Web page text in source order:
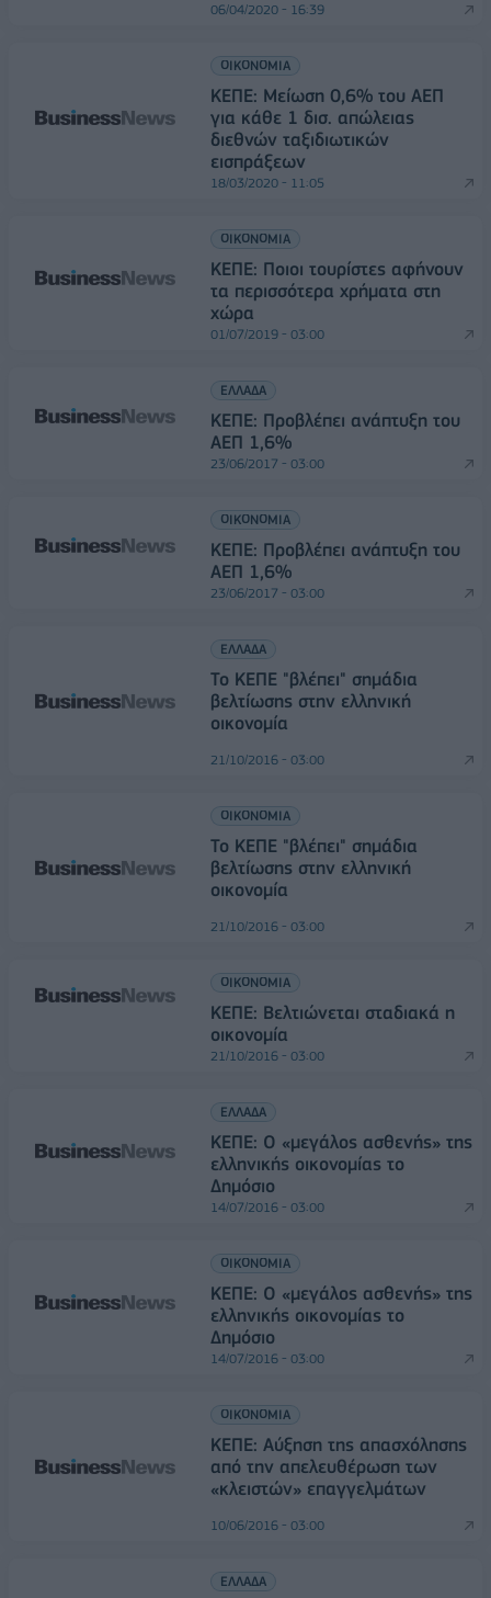
06/04/2020 - 16:39
ΟΙΚΟΝΟΜΙΑ
ΚΕΠΕ: Μείωση 0,6% του ΑΕΠ
για κάθε 1 δισ. απώλειας
διεθνών ταξιδιωτικών
εισπράξεων
18/03/2020 - 11:05
ΟΙΚΟΝΟΜΙΑ
ΚΕΠΕ: Ποιοι τουρίστες αφήνουν
τα περισσότερα χρήματα στη
χώρα
01/07/2019 - 03:00
ΕΛΛΑΔΑ
ΚΕΠΕ: Προβλέπει ανάπτυξη του
ΑΕΠ 1,6%
23/06/2017 - 03:00
ΟΙΚΟΝΟΜΙΑ
ΚΕΠΕ: Προβλέπει ανάπτυξη του
ΑΕΠ 1,6%
23/06/2017 - 03:00
ΕΛΛΑΔΑ
Το ΚΕΠΕ "βλέπει" σημάδια
βελτίωσης στην ελληνική
οικονομία
21/10/2016 - 03:00
ΟΙΚΟΝΟΜΙΑ
Το ΚΕΠΕ "βλέπει" σημάδια
βελτίωσης στην ελληνική
οικονομία
21/10/2016 - 03:00
ΟΙΚΟΝΟΜΙΑ
ΚΕΠΕ: Βελτιώνεται σταδιακά η
οικονομία
21/10/2016 - 03:00
ΕΛΛΑΔΑ
ΚΕΠΕ: Ο «μεγάλος ασθενής» της
ελληνικής οικονομίας το
Δημόσιο
14/07/2016 - 03:00
ΟΙΚΟΝΟΜΙΑ
ΚΕΠΕ: Ο «μεγάλος ασθενής» της
ελληνικής οικονομίας το
Δημόσιο
14/07/2016 - 03:00
ΟΙΚΟΝΟΜΙΑ
ΚΕΠΕ: Αύξηση της απασχόλησης
από την απελευθέρωση των
«κλειστών» επαγγελμάτων
10/06/2016 - 03:00
ΕΛΛΑΔΑ